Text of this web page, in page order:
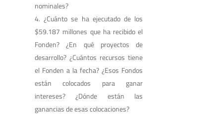
nominales?
¿Cuánto se ha ejecutado de los
$59.187 millones que ha recibido el
Fonden? ¿En qué proyectos de
desarrollo? ¿Cuántos recursos tiene
el Fonden a la fecha? ¿Esos Fondos
están colocados para ganar
intereses? ¿Dónde están las
ganancias de esas colocaciones?